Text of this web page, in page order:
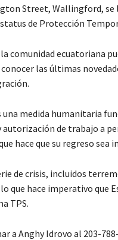
Street, Wallingford, se
de Protección
comunidad ecuatoriana
las últimas
medida humanitaria
de trabajo a
hace que su regreso sea
de crisis, incluidos
que hace imperativo que
TPS.
a Anghy Idrovo al 203-